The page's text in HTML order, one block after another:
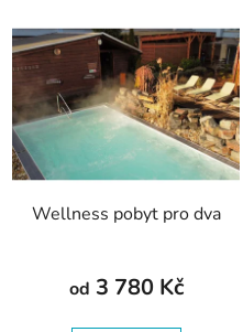
V
ý
p
i
s
p
r
Wellness pobyt pro dva
od 3 780 Kč